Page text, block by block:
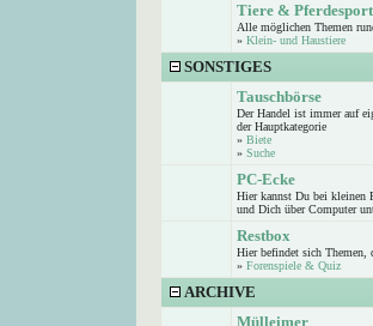
Tiere & Pferdesport
Alle möglichen Themen
» Klein- und Haustiere
SONSTIGES
Tauschbörse
Der Handel ist immer auf
der Hauptkategorie
» Biete
» Suche
PC-Ecke
Hier kannst Du bei kleinen
und Dich über Computer
Restbox
Hier befindet sich Themen,
» Forenspiele & Quiz
ARCHIVE
Mülleimer